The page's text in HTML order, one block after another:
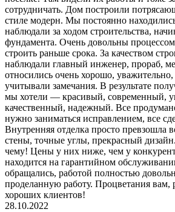
сотрудничать. Дом построили
стиле модерн. Мы постоянно
наблюдали за ходом строительства,
фундамента. Очень довольны
строить раньше срока. За качеством
наблюдали главный инженер, прораб,
относились очень хорошо,
учитывали замечания. В результате
мы хотели — красивый, современный,
качественный, надежный. Все
нужно заниматься исправлением, все
Внутренняя отделка просто превзошла
стены, точные углы, прекрасный
чему! Цены у них ниже, чем у
находится на гарантийном
обращались, работой полностью
проделанную работу. Процветания вам,
хороших клиентов!
28.10.2022